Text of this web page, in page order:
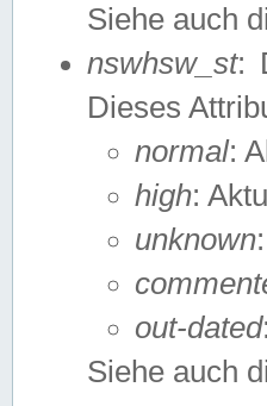
Siehe auch
nswhsw_st:
Dieses
normal:
high:
unknown
out-dated
Siehe auch